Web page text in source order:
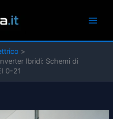
Ibridi: Schemi di
0-21